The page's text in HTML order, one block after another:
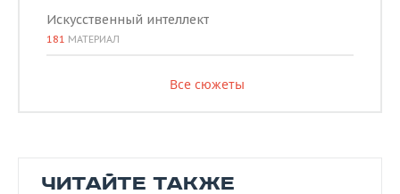
Искусственный интеллект
181 МАТЕРИАЛ
Все сюжеты
ЧИТАЙТЕ ТАКЖЕ